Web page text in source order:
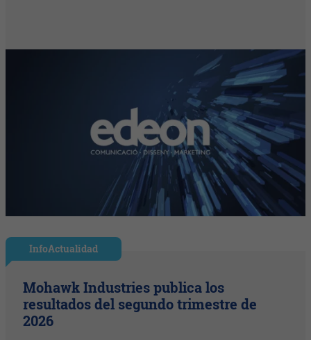
InfoActualidad
Mohawk Industries publica los
resultados del segundo trimestre de
2026